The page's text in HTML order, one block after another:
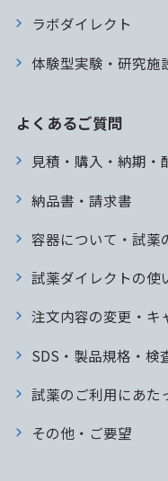
ラボダイレクト
体験型実験・研究施
よくあるご質問
見積・購入・納期・
納品書・請求書
容器について・試薬
試薬ダイレクトの使
注文内容の変更・キ
SDS・製品規格・検
試薬のご利用にあた
その他・ご要望